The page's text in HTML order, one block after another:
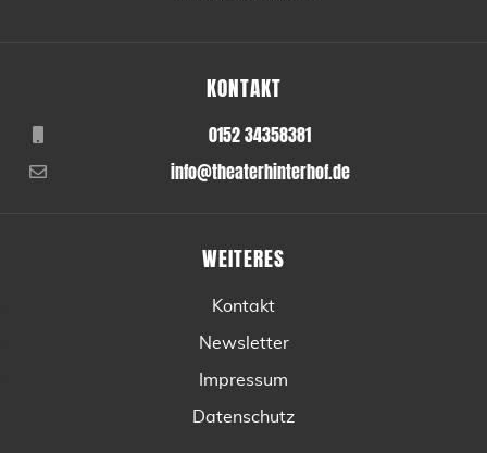
KONTAKT
0152 34358381
info@theaterhinterhof.de
WEITERES
Kontakt
Newsletter
Impressum
Datenschutz